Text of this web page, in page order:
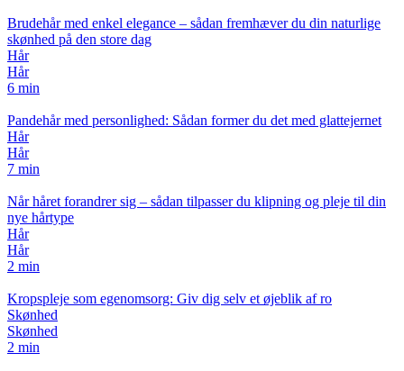
Brudehår med enkel elegance – sådan fremhæver du din naturlige
skønhed på den store dag
Hår
Hår
6 min
Pandehår med personlighed: Sådan former du det med glattejernet
Hår
Hår
7 min
Når håret forandrer sig – sådan tilpasser du klipning og pleje til din
nye hårtype
Hår
Hår
2 min
Kropspleje som egenomsorg: Giv dig selv et øjeblik af ro
Skønhed
Skønhed
2 min